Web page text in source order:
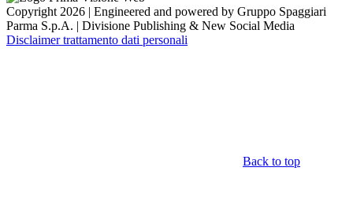
Copyright 2026 | Engineered and powered by Gruppo Spaggiari
Parma S.p.A. | Divisione Publishing & New Social Media
Disclaimer trattamento dati personali
Back to top